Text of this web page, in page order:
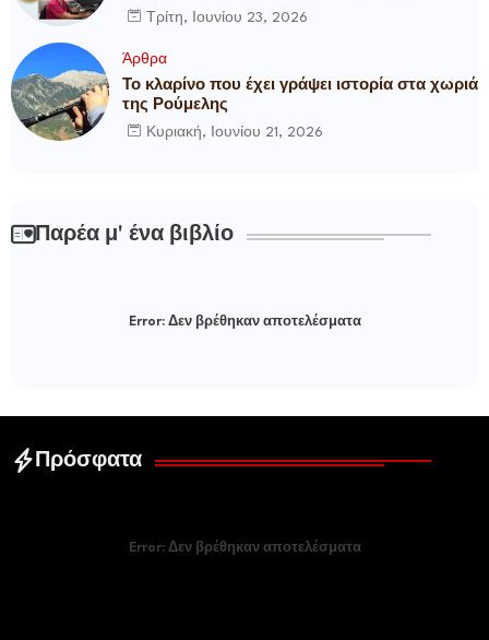
Metropolitan General
Τρίτη, Ιουνίου 23, 2026
Άρθρα
Το κλαρίνο που έχει γράψει ιστορία στα χωριά
της Ρούμελης
Κυριακή, Ιουνίου 21, 2026
Παρέα μ' ένα βιβλίο
Error:Δεν βρέθηκαν αποτελέσματα
Πρόσφατα
Error:Δεν βρέθηκαν αποτελέσματα